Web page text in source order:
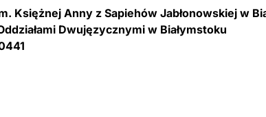
Księżnej Anny z Sapiehów Jabłonowskiej w
Dwujęzycznymi w Białymstoku